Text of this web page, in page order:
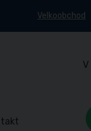
Velkoobchod